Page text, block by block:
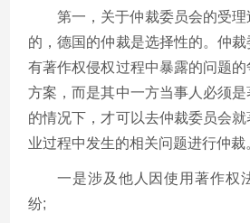
第一，关于仲裁委员会的受
的，德国的仲裁是选择性的。仲
有著作权侵权过程中暴露的问题
方案，而是其中一方当事人必须
的情况下，才可以去仲裁委员会
业过程中发生的相关问题进行仲裁
一是涉及他人因使用著作权
纷;